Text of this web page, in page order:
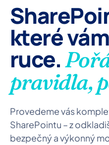
které
ruce.
pravidla,
Provedeme vás
SharePointu – z
bezpečný a výkonný